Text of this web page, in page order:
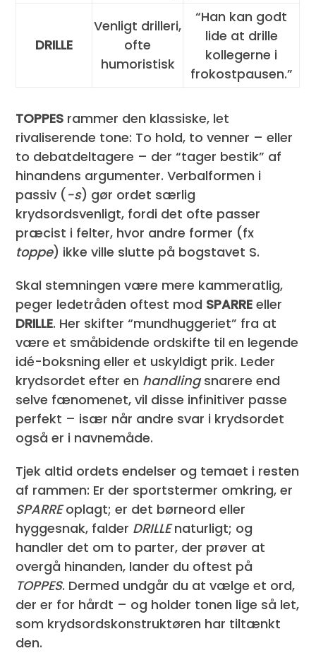
DRILLE
Venligt drilleri,
ofte
humoristisk
“Han kan godt
lide at drille
kollegerne i
frokostpausen.”
TOPPES rammer den klassiske, let
rivaliserende tone: To hold, to venner – eller
to debatdeltagere – der “tager bestik” af
hinandens argumenter. Verbalformen i
passiv ( -s) gør ordet særlig
krydsordsvenligt, fordi det ofte passer
præcist i felter, hvor andre former (fx
toppe) ikke ville slutte på bogstavet S.
Skal stemningen være mere kammeratlig,
peger ledetråden oftest mod SPARRE eller
DRILLE. Her skifter “mundhuggeriet” fra at
være et småbidende ordskifte til en legende
idé-boksning eller et uskyldigt prik. Leder
krydsordet efter en handlingsnarere end
selve fænomenet, vil disse infinitiver passe
perfekt – især når andre svar i krydsordet
også er i navnemåde.
Tjek altid ordets endelser og temaet i resten
af rammen: Er der sportstermer omkring, er
SPARREoplagt; er det børneord eller
hyggesnak, falder DRILLEnaturligt; og
handler det om to parter, der prøver at
overgå hinanden, lander du oftest på
TOPPES. Dermed undgår du at vælge et ord,
der er for hårdt – og holder tonen lige så let,
som krydsordskonstruktøren har tiltænkt
den.